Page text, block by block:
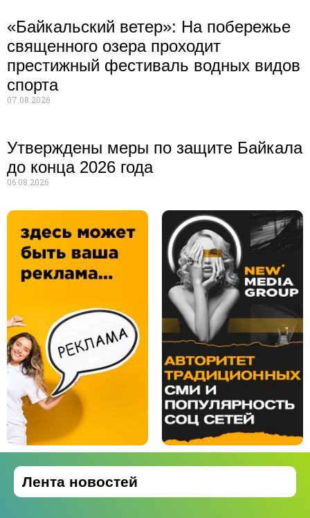
«Байкальский ветер»: На побережье
священного озера проходит
престижный фестиваль водных видов
спорта
07.08.2026
Утверждены меры по защите Байкала
до конца 2026 года
06.08.2026
Лента новостей